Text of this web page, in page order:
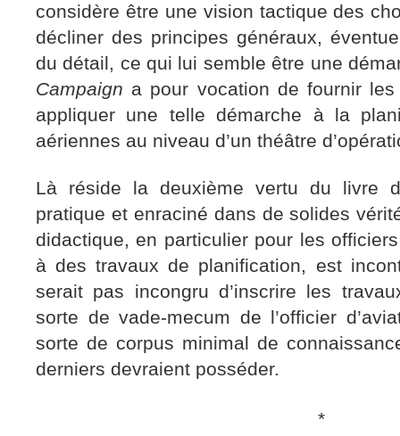
considère être une vision tactique des
décliner des principes généraux,
du détail, ce qui lui semble être une
Campaign a pour vocation de fournir
appliquer une telle démarche à la
aériennes au niveau d’un théâtre
Là réside la deuxième vertu du livre
pratique et enraciné dans de solides
didactique, en particulier pour les
à des travaux de planification, est
serait pas incongru d’inscrire les
sorte de vade-mecum de l’officier
sorte de corpus minimal de
derniers devraient posséder.
*